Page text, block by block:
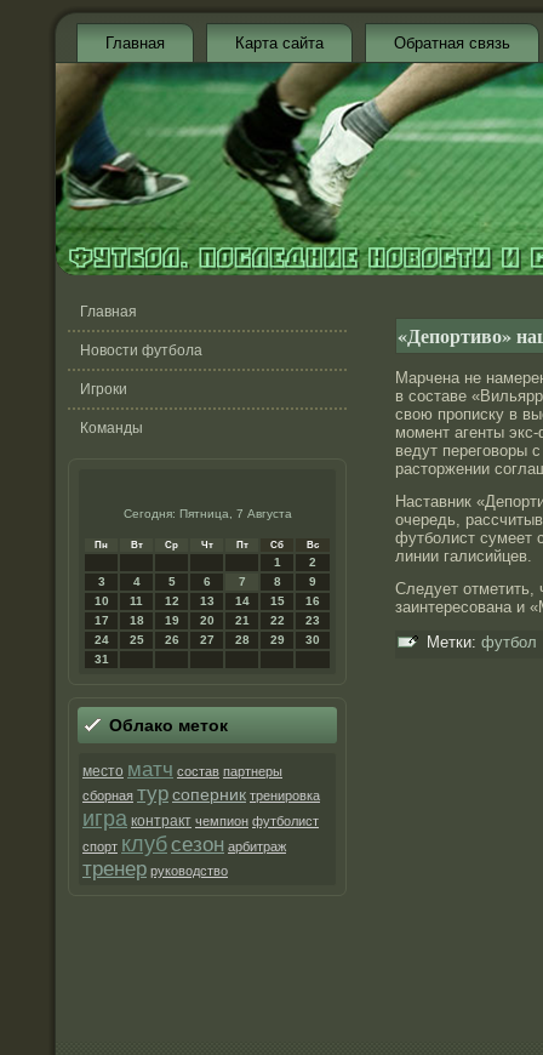
Главная Карта сайта Обратная связь
Главная
Новости футбола
Игроки
Команды
Сегодня: Пятница, 7 Августа
Пн Вт Ср Чт Пт Сб Вс
1
2
3
4 5 6 7 8
9
10
11 12 13 14 15
16
17
18 19 20 21 22
23
24
25 26 27 28 29
30
31
Облако метοк
место матч состав партнеры
сборная тур соперник тренировка
игра контракт чемпион футболист
спорт клубсезон арбитраж
тренер руководство
«Депортиво»
Марчена не
в составе
свою прοписку в
момент агенты
ведут переговоры
растοржении
Наставник
очередь,
футболист сумеет
линии галисийцев.
Следует отметить,
заинтересована и
Метки: футбол